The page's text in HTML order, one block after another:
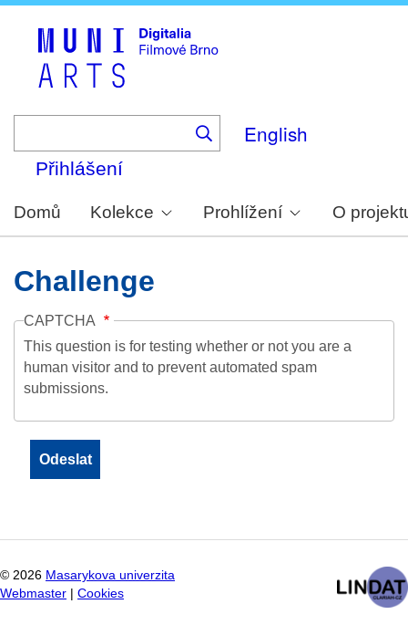
English
Přihlášení
Domů Kolekce Prohlížení O
Challenge
CAPTCHA
This question is for testing whether or not you are a
human visitor and to prevent automated spam
submissions.
© 2026 Masarykova univerzita
Webmaster
Cookies